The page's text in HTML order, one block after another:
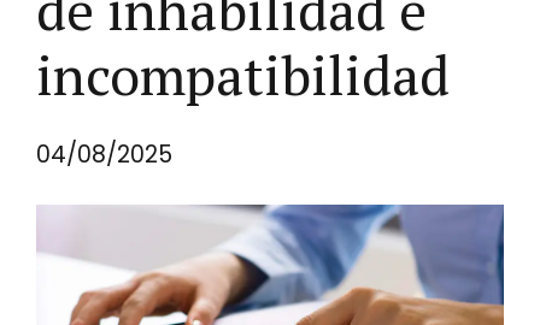
incompatibilidad
04/08/2025